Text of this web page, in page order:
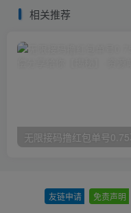
相关推荐
友链申请 免责声明